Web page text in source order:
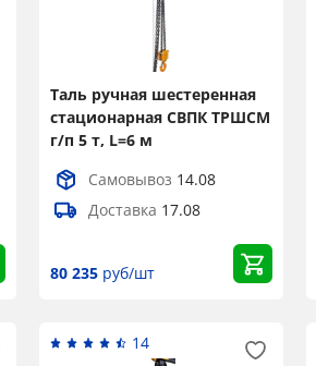
Таль ручная шестеренная
стационарная СВПК ТРШСМ
г/п 5 т, L=6 м
Самовывоз 14.08
Доставка 17.08
80 235 руб/шт
14